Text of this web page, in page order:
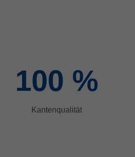
100 %
Kantenqualität